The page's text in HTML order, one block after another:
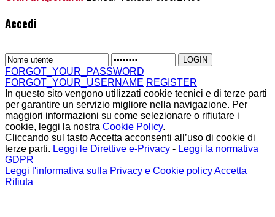
Accedi
FORGOT_YOUR_PASSWORD
FORGOT_YOUR_USERNAME REGISTER
In questo sito vengono utilizzati cookie tecnici e di terze parti
per garantire un servizio migliore nella navigazione. Per
maggiori informazioni su come selezionare o rifiutare i
cookie, leggi la nostra Cookie Policy.
Cliccando sul tasto Accetta acconsenti all’uso di cookie di
terze parti. Leggi le Direttive e-Privacy - Leggi la normativa
GDPR
Leggi l'informativa sulla Privacy e Cookie policyAccetta
Rifiuta